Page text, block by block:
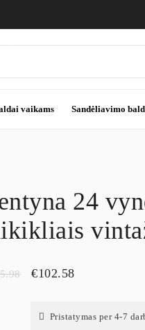
vaikams Sandėliavimo
24
€102.58
Pristatymas per 4-7